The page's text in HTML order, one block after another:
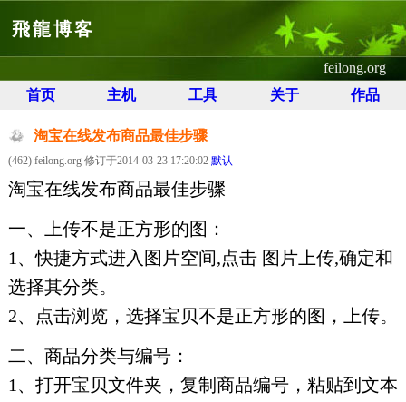
飛龍博客
feilong.org
首页
主机 工具 关于 作品
淘宝在线发布商品最佳步骤
(462) feilong.org 修订于2014-03-23 17:20:02 默认
淘宝在线发布商品最佳步骤
一、上传不是正方形的图：
1、快捷方式进入图片空间,点击 图片上传,确定和
选择其分类。
2、点击浏览，选择宝贝不是正方形的图，上传。
二、商品分类与编号：
1、打开宝贝文件夹，复制商品编号，粘贴到文本